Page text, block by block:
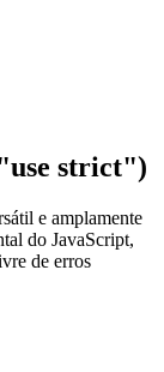
strict")
e amplamente
do JavaScript,
de erros